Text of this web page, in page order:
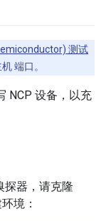
测试
端口。
NCP 设备，以充
探器，请克隆
境：